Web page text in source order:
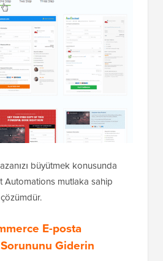
büyütmek konusunda
Automations mutlaka sahip
E-posta
Giderin